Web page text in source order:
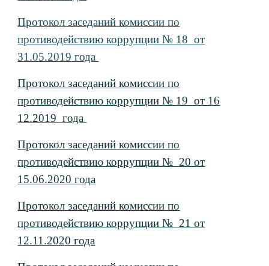
Протокол заседаний комиссии по
противодействию коррупции № 18 от
31.05.2019 года
Протокол заседаний комиссии по
противодействию коррупции № 19 от 16
12.2019 года
Протокол заседаний комиссии по
противодействию коррупции № 20 от
15.06.2020 года
Протокол заседаний комиссии по
противодействию коррупции № 21 от
12.11.2020 года